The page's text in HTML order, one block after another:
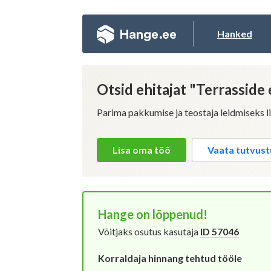
Hanked
Otsid ehitajat "Terrasside
Parima pakkumise ja teostaja leidmiseks
Lisa oma töö Vaata
Hange on lõppenud!
Võitjaks osutus kasutaja ID 57046
Korraldaja hinnang tehtud tööle